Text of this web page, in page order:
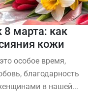
8 марта: как
кожи
особое время,
благодарность
в нашей...